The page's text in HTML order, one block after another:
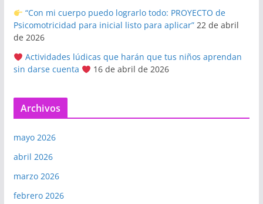
“Con mi cuerpo puedo lograrlo todo: PROYECTO de
Psicomotricidad para inicial listo para aplicar” 22 de abril
de 2026
Actividades lúdicas que harán que tus niños aprendan
sin darse cuenta
16 de abril de 2026
Archivos
mayo 2026
abril 2026
marzo 2026
febrero 2026